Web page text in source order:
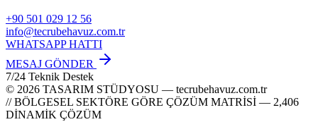
+90 501 029 12 56
info@tecrubehavuz.com.tr
WHATSAPP HATTI
MESAJ GÖNDER
7/24 Teknik Destek
© 2026 TASARIM STÜDYOSU — tecrubehavuz.com.tr
// BÖLGESEL SEKTÖRE GÖRE ÇÖZÜM MATRİSİ — 2,406
DİNAMİK ÇÖZÜM